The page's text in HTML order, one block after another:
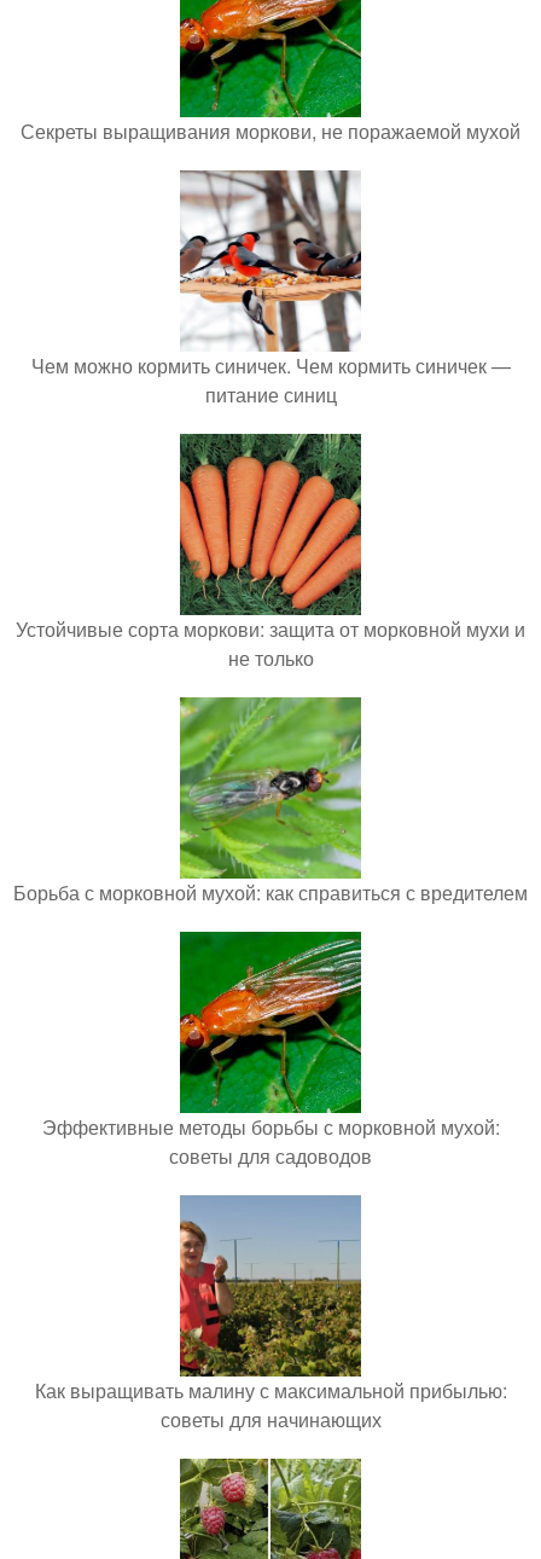
Секреты выращивания моркови, не поражаемой мухой
Чем можно кормить синичек. Чем кормить синичек —
питание синиц
Устойчивые сорта моркови: защита от морковной мухи и
не только
Борьба с морковной мухой: как справиться с вредителем
Эффективные методы борьбы с морковной мухой:
советы для садоводов
Как выращивать малину с максимальной прибылью:
советы для начинающих